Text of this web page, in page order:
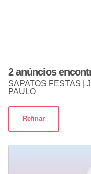
2 anúncios
SAPATOS FESTAS |
PAULO
Refinar